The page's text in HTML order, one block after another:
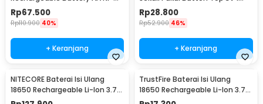
1.2V 2100mAh 4 PCS - HR6
Rp67.500
Rp110.900 40%
+ Keranjang
PCS - CR2
Rp28.800
Rp52.900 46%
+ Keranjang
NITECORE Baterai Isi Ulang
18650 Rechargeable Li-Ion 3.7V
2300mAh 1PCS - NL1823
TrustFire Baterai Isi Ulang
18650 Rechargeable Li-Ion 3.7V
6000mAh 1PC - BRC18650